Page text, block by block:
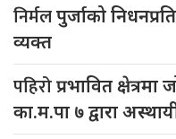
निर्मलपुर्जाको
व्यक्त
पहिरोप्रभावित
का.म.पा ७ द्वारा